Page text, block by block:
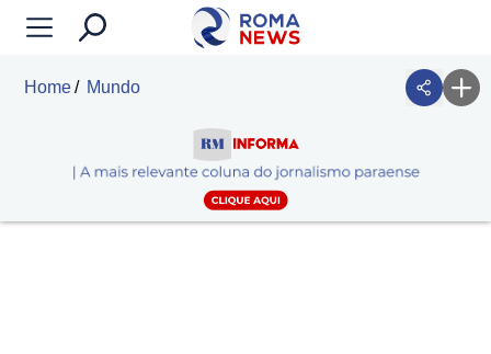
Home Mundo